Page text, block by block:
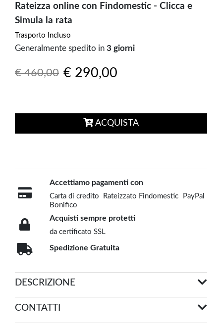
Rateizza online con Findomestic - Clicca e
Simula la rata
Trasporto Incluso
Generalmente spedito in 3 giorni
€ 460,00 € 290,00
ACQUISTA
Accettiamo pagamenti con
Carta di credito Rateizzato Findomestic
PayPal
Bonifico
Acquisti sempre protetti
da certificato SSL
Spedizione Gratuita
DESCRIZIONE
CONTATTI